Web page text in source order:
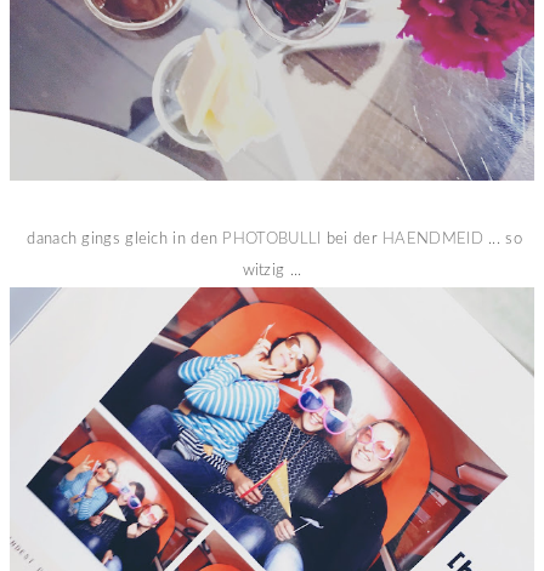
danach gings gleich in den PHOTOBULLI bei der HAENDMEID ... so
witzig ...